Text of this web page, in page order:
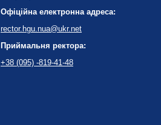
Офіційна електронна адреса:
rector.hgu.nua@ukr.net
Приймальня ректора:
+38 (095) -819-41-48